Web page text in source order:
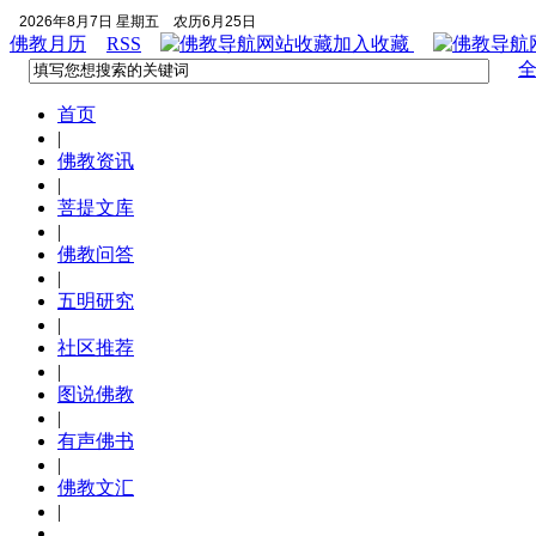
2026年8月7日 星期五 农历6月25日
佛教月历 RSS 加入收藏
首页
|
佛教资讯
|
菩提文库
|
佛教问答
|
五明研究
|
社区推荐
|
图说佛教
|
有声佛书
|
佛教文汇
|